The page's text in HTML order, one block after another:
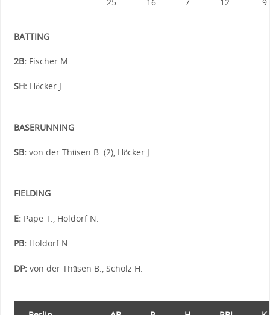
BATTING
2B:Fischer M.
SH:Höcker J.
BASERUNNING
SB:von der Thüsen B. (2), Höcker J.
FIELDING
E:Pape T., Holdorf N.
PB:Holdorf N.
DP:von der Thüsen B., Scholz H.